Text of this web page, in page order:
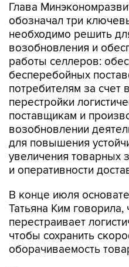
Глава
обозначал три
необходимо решить
возобновления и
работы селлеров:
бесперебойных
потребителям за счет
перестройки
поставщикам и
возобновлении
для повышения
увеличения товарных
и оперативности
В конце июля
Татьяна Ким говорила,
перестраивает
чтобы сохранить
оборачиваемость